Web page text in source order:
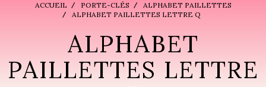
ACCUEIL PORTE-CLÉS
ALPHABET PAILLETTES
ALPHABET PAILLETTES LETTRE Q
ALPHABET
PAILLETTES LETTRE